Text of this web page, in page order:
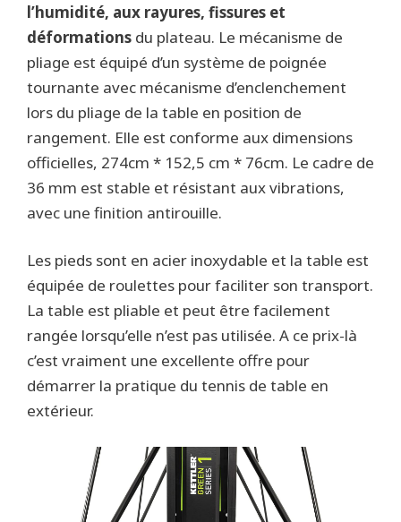
l’humidité, aux rayures, fissures et
déformations du plateau. Le mécanisme de
pliage est équipé d’un système de poignée
tournante avec mécanisme d’enclenchement
lors du pliage de la table en position de
rangement. Elle est conforme aux dimensions
officielles, 274cm * 152,5 cm * 76cm. Le cadre de
36 mm est stable et résistant aux vibrations,
avec une finition antirouille.
Les pieds sont en acier inoxydable et la table est
équipée de roulettes pour faciliter son transport.
La table est pliable et peut être facilement
rangée lorsqu’elle n’est pas utilisée. A ce prix-là
c’est vraiment une excellente offre pour
démarrer la pratique du tennis de table en
extérieur.